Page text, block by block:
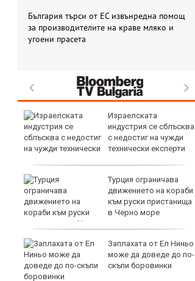
България търси от ЕС извънредна помощ
за производителите на краве мляко и
угоени прасета
Израелската
индустрия се сблъсква
с недостиг на чужди
технически експерти
Турция ограничава
движението на кораби
към руски пристанища
в Черно море
Заплахата от Ел Ниньо
може да доведе до по-
скъпи боровинки